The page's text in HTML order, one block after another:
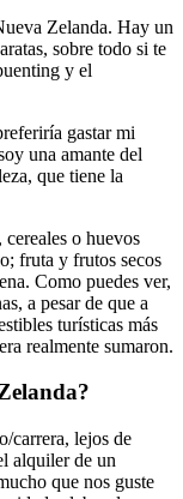
Zelanda. Hay un
sobre todo si te
y el
gastar mi
una amante del
que tiene la
o huevos
fruta y frutos secos
Como puedes ver,
a pesar de que a
turísticas más
realmente sumaron.
carrera, lejos de
alquiler de un
que nos guste